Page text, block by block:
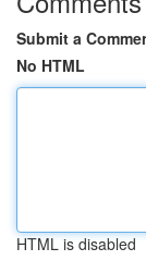
Submit a
No HTML
HTML is disabled